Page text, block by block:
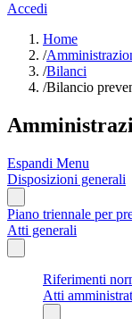
Accedi
Home
/
/Bilanci
/Bilancio
Espandi Menu
Disposizioni generali
Piano triennale per
Atti generali
Riferimenti
Atti